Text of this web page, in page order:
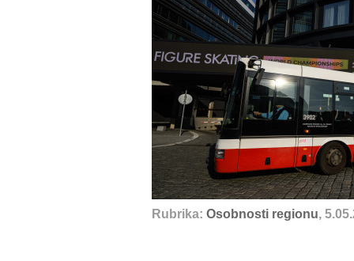
Rubrika: Osobnosti regionu,